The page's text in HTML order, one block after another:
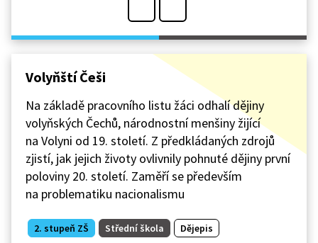
Volyňští Češi
Na základě pracovního listu žáci odhalí dějiny
volyňských Čechů, národnostní menšiny žijící
na Volyni od 19. století. Z předkládaných zdrojů
zjistí, jak jejich životy ovlivnily pohnuté dějiny první
poloviny 20. století. Zaměří se především
na problematiku nacionalismu
2. stupeň ZŠ Střední škola Dějepis